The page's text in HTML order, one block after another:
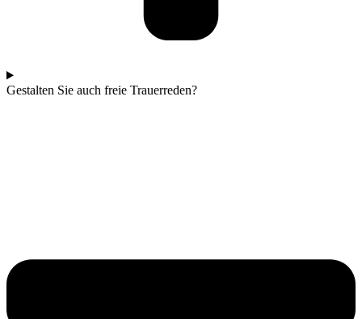
Gestalten Sie auch freie Trauerreden?